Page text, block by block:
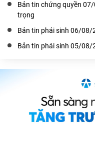
Bản tin chứng quyền
trọng
Bản tin phái sinh 06/08/
Bản tin phái sinh 05/08/